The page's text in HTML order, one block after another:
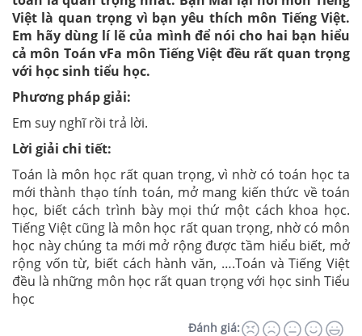
Việt là quan trọng vì bạn yêu thích môn Tiếng Việt.
Em hãy dùng lí lẽ của mình để nói cho hai bạn hiểu
cả môn Toán vFa môn Tiếng Việt đều rất quan trọng
với học sinh tiểu học.
Phương pháp giải:
Em suy nghĩ rồi trả lời.
Lời giải chi tiết:
Toán là môn học rất quan trọng, vì nhờ có toán học ta
mới thành thạo tính toán, mở mang kiến thức về toán
học, biết cách trình bày mọi thứ một cách khoa học.
Tiếng Việt cũng là môn học rất quan trọng, nhờ có môn
học này chúng ta mới mở rộng được tầm hiểu biết, mở
rộng vốn từ, biết cách hành văn, ….Toán và Tiếng Việt
đều là những môn học rất quan trọng với học sinh Tiểu
học
Đánh giá: